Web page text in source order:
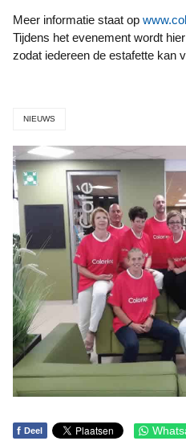
Meer informatie staat op
Tijdens het evenement wordt
zodat iedereen de estafette kan
NIEUWS
f Deel